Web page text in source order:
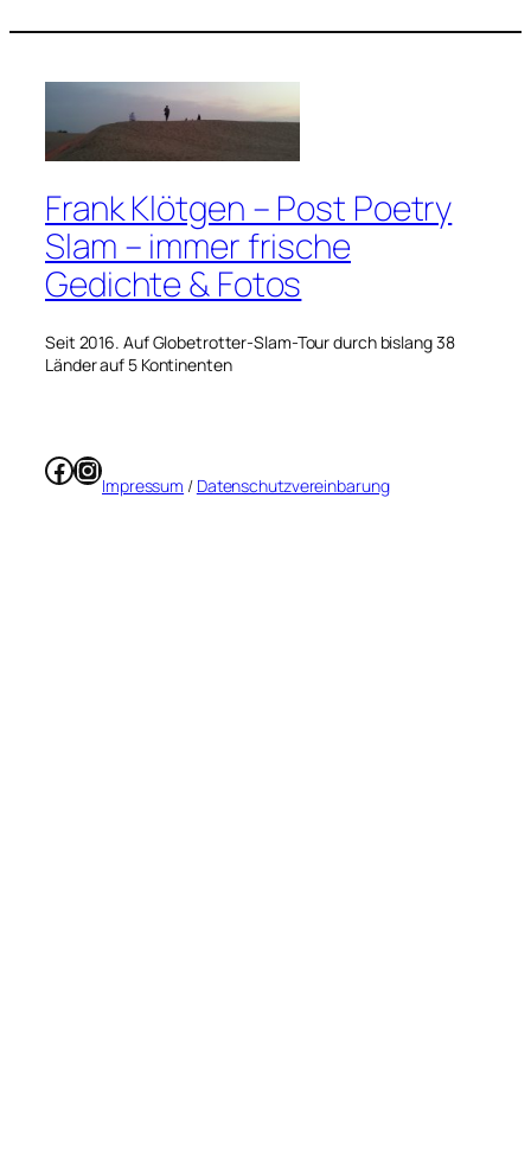
Frank Klötgen – Post Poetry
Slam – immer frische
Gedichte & Fotos
Seit 2016. Auf Globetrotter-Slam-Tour durch bislang 38
Länder auf 5 Kontinenten
Facebook
Instagram
Impressum / Datenschutzvereinbarung